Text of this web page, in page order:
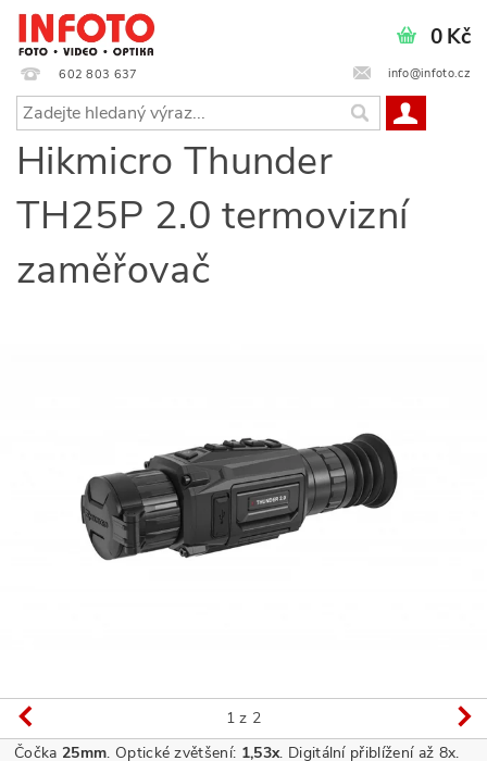
602 803 637 info@infoto.cz
0 Kč
Hikmicro Thunder
TH25P 2.0 termovizní
zaměřovač
1 z 2
Čočka 25mm. Optické zvětšení: 1,53x. Digitální přiblížení až 8x.